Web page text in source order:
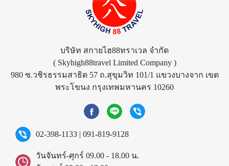
บริษัท สกายไฮ88ทราเวล จำกัด
( Skyhigh88travel Limited Company )
980 ซ.วชิรธรรมสาธิต 57 ถ.สุขุมวิท 101/1 แขวงบางจาก เขต
พระโขนง กรุงเทพมหานคร 10260
02-398-1133 | 091-819-9128
วันจันทร์-ศุกร์ 09.00 - 18.00 น.